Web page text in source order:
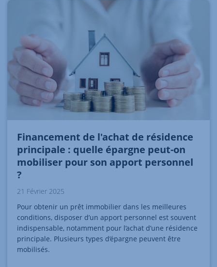
Financement de l'achat de résidence
principale : quelle épargne peut-on
mobiliser pour son apport personnel
?
21 Février 2025
Pour obtenir un prêt immobilier dans les meilleures
conditions, disposer d’un apport personnel est souvent
indispensable, notamment pour l’achat d’une résidence
principale. Plusieurs types d’épargne peuvent être
mobilisés.